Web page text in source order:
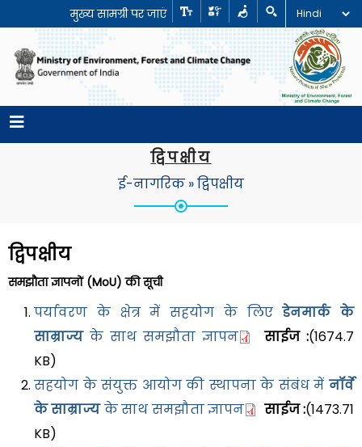
मुख्य सामग्री पर जाएं
द्विपक्षीय
ई-नागरिक »द्विपक्षीय
द्विपक्षीय
समझौता ज्ञापनों (MoU) की सूची
पर्यावरण के क्षेत्र में सहयोग के लिएडेनमार्क के
साम्राज्यके साथ समझौता ज्ञापन साईज :(1674.7
KB)
सहयोग के संयुक्त आयोग की स्थापना के संबंध में नॉर्वे
के साम्राज्यके साथ समझौता ज्ञापन साईज :(1473.71
KB)